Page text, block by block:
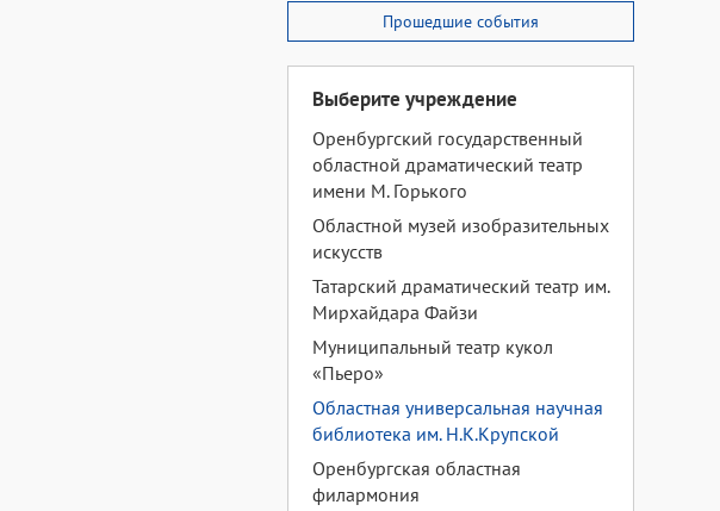
Прошедшие события
Выберите учреждение
Оренбургский государственный
областной драматический театр
имени М. Горького
Областной музей изобразительных
искусств
Татарский драматический театр им.
Мирхайдара Файзи
Муниципальный театр кукол
«Пьеро»
Областная универсальная научная
библиотека им. Н.К.Крупской
Оренбургская областная
филармония